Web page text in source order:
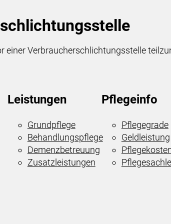
einer Verbraucherschlichtungsstelle
Leistungen
Grundpflege
Behandlungspflege
Demenzbetreuung
Zusatzleistungen
Pflegeinfo
Pflegegrade
Geldleistung